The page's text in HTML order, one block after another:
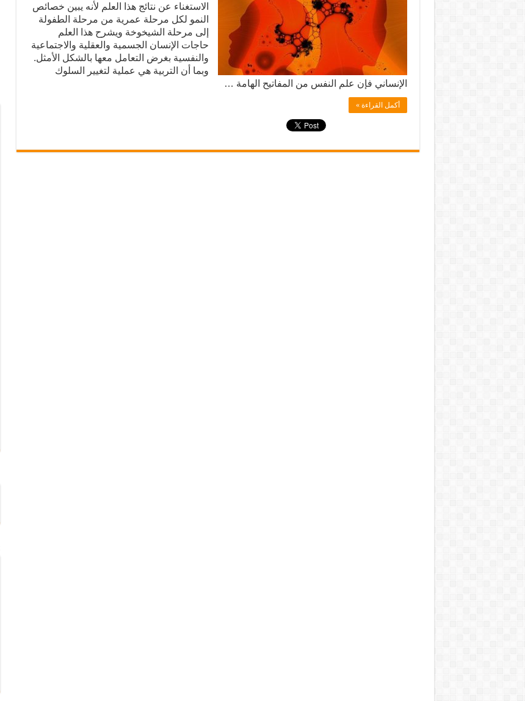
الاستغناء عن نتائج هذا العلم لأنه يبين خصائص
النمو لكل مرحلة عمرية من مرحلة الطفولة
إلى مرحلة الشيخوخة ويشرح هذا العلم
حاجات الإنسان الجسمية والعقلية والاجتماعية
والنفسية بغرض التعامل معها بالشكل الأمثل.
وبما أن التربية هي عملية لتغيير السلوك
الإنساني فإن علم النفس من المفاتيح الهامة …
أكمل القراءة »